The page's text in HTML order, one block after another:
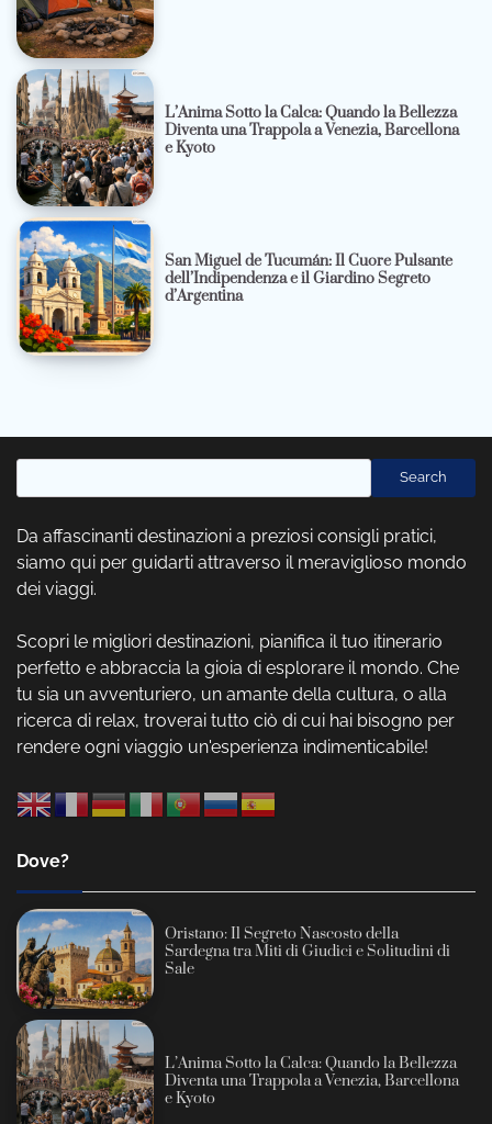
L’Anima Sotto la Calca: Quando la Bellezza
Diventa una Trappola a Venezia, Barcellona
e Kyoto
San Miguel de Tucumán: Il Cuore Pulsante
dell’Indipendenza e il Giardino Segreto
d’Argentina
Search
Da affascinanti destinazioni a preziosi consigli pratici,
siamo qui per guidarti attraverso il meraviglioso mondo
dei viaggi.
Scopri le migliori destinazioni, pianifica il tuo itinerario
perfetto e abbraccia la gioia di esplorare il mondo. Che
tu sia un avventuriero, un amante della cultura, o alla
ricerca di relax, troverai tutto ciò di cui hai bisogno per
rendere ogni viaggio un'esperienza indimenticabile!
Dove?
Oristano: Il Segreto Nascosto della
Sardegna tra Miti di Giudici e Solitudini di
Sale
L’Anima Sotto la Calca: Quando la Bellezza
Diventa una Trappola a Venezia, Barcellona
e Kyoto